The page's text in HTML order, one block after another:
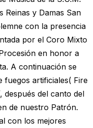
Reinas y Damas San
con la presencia
por el Coro Mixto
en honor a
A continuación se
fuegos artificiales( Fire
después del canto del
de nuestro Patrón.
con los mejores